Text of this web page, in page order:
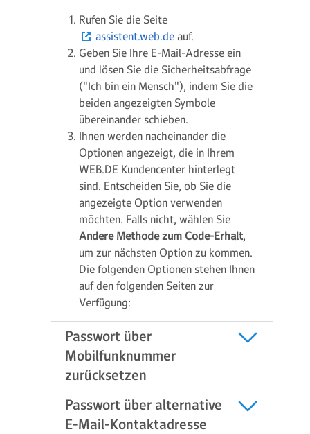
Rufen Sie die Seite
assistent.web.de auf.
Geben Sie Ihre E-Mail-Adresse ein
und lösen Sie die Sicherheitsabfrage
("Ich bin ein Mensch"), indem Sie die
beiden angezeigten Symbole
übereinander schieben.
Ihnen werden nacheinander die
Optionen angezeigt, die in Ihrem
WEB.DE Kundencenter hinterlegt
sind. Entscheiden Sie, ob Sie die
angezeigte Option verwenden
möchten. Falls nicht, wählen Sie
Andere Methode zum Code-Erhalt,
um zur nächsten Option zu kommen.
Die folgenden Optionen stehen Ihnen
auf den folgenden Seiten zur
Verfügung:
Passwort über
Mobilfunknummer
zurücksetzen
Passwort über alternative
E-Mail-Kontaktadresse